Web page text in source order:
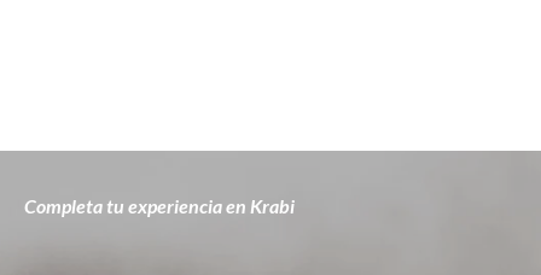
Completa tu experiencia en Krabi